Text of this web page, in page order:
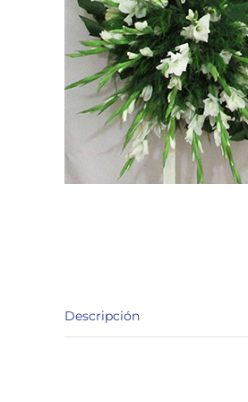
Descripción